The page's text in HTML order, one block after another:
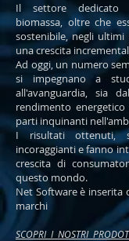
Il settore dedicato
biomassa, oltre che
sostenibile, negli
una crescita
Ad oggi, un numero
si impegnano a
all'avanguardia, sia
rendimento
parti inquinanti
I risultati ottenuti,
incoraggianti e fanno
crescita di
questo mondo.
Net Software è inserita
marchi
SCOPRI I NOSTRI